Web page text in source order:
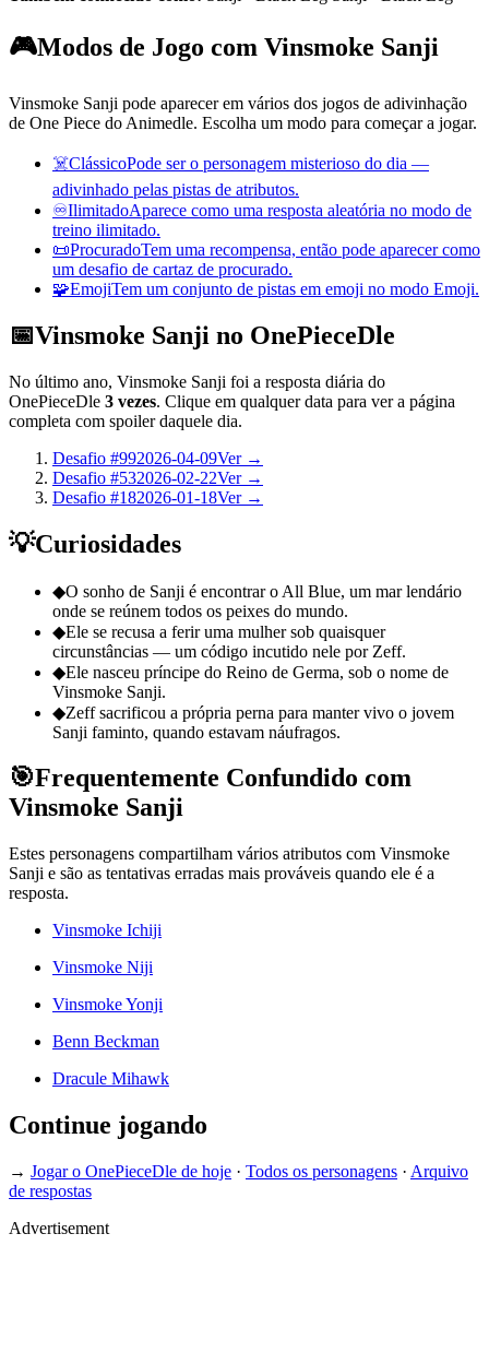
🎮Modos de Jogo com Vinsmoke Sanji
Vinsmoke Sanji pode aparecer em vários dos jogos de adivinhação
de One Piece do Animedle. Escolha um modo para começar a jogar.
☠️ClássicoPode ser o personagem misterioso do dia —
adivinhado pelas pistas de atributos.
♾️IlimitadoAparece como uma resposta aleatória no modo de
treino ilimitado.
📜ProcuradoTem uma recompensa, então pode aparecer como
um desafio de cartaz de procurado.
🧩EmojiTem um conjunto de pistas em emoji no modo Emoji.
📅Vinsmoke Sanji no OnePieceDle
No último ano, Vinsmoke Sanji foi a resposta diária do
OnePieceDle 3 vezes. Clique em qualquer data para ver a página
completa com spoiler daquele dia.
Desafio #992026-04-09Ver →
Desafio #532026-02-22Ver →
Desafio #182026-01-18Ver →
💡Curiosidades
◆O sonho de Sanji é encontrar o All Blue, um mar lendário
onde se reúnem todos os peixes do mundo.
◆Ele se recusa a ferir uma mulher sob quaisquer
circunstâncias — um código incutido nele por Zeff.
◆Ele nasceu príncipe do Reino de Germa, sob o nome de
Vinsmoke Sanji.
◆Zeff sacrificou a própria perna para manter vivo o jovem
Sanji faminto, quando estavam náufragos.
🎯Frequentemente Confundido com
Vinsmoke Sanji
Estes personagens compartilham vários atributos com Vinsmoke
Sanji e são as tentativas erradas mais prováveis quando ele é a
resposta.
Vinsmoke Ichiji
Vinsmoke Niji
Vinsmoke Yonji
Benn Beckman
Dracule Mihawk
Continue jogando
→ Jogar o OnePieceDle de hoje · Todos os personagens · Arquivo
de respostas
Advertisement